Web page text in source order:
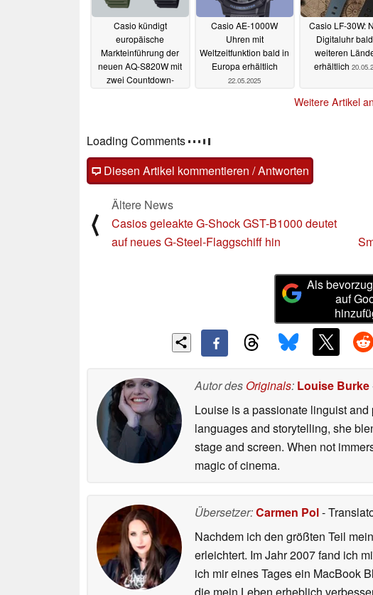
Casio kündigt
europäische
Markteinführung der
neuen AQ-S820W mit
zwei Countdown-
Casio AE-1000W
Uhren mit
Weltzeitfunktion bald in
Europa erhältlich
22.05.2025
Casio LF-30W:
Digitaluhr
weiteren
erhältlich
Weitere Artikel
Loading Comments
Diesen Artikel kommentieren / Antworten
⟨
Ältere News
Casios geleakte G-Shock GST-B1000 deutet
auf neues G-Steel-Flaggschiff hin
Als
auf
Autor des Originals: Louise Burke
Louise is a passionate linguist
languages and storytelling, she
stage and screen. When not
magic of cinema.
Übersetzer:Carmen Pol-
Nachdem ich den größten Teil
erleichtert. Im Jahr 2007 fand ich
ich mir eines Tages ein MacBook